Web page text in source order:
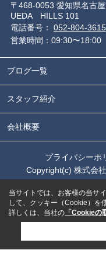
〒468-0053 愛知県名古
UEDA HILLS 101
電話番号： 052-804-3615
営業時間：09:30〜18:00
ブログ一覧
スタッフ紹介
会社概要
プライバシーポ
Copyright(c) 株式会
当サイトでは、お客様の当サ
して、クッキー（Cookie）を
詳しくは、当社の 「Cookieの